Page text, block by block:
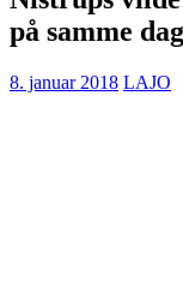
på samme dag
8. januar 2018 LAJO